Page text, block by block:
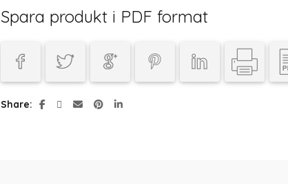
Spara produkt i PDF format
Share